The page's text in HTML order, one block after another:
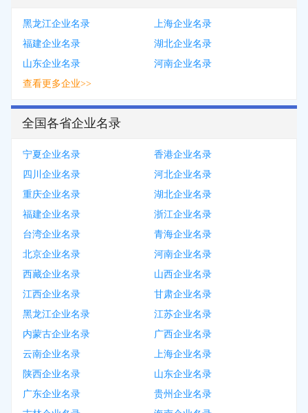
黑龙江企业名录
上海企业名录
福建企业名录
湖北企业名录
山东企业名录
河南企业名录
查看更多企业>>
全国各省企业名录
宁夏企业名录
香港企业名录
四川企业名录
河北企业名录
重庆企业名录
湖北企业名录
福建企业名录
浙江企业名录
台湾企业名录
青海企业名录
北京企业名录
河南企业名录
西藏企业名录
山西企业名录
江西企业名录
甘肃企业名录
黑龙江企业名录
江苏企业名录
内蒙古企业名录
广西企业名录
云南企业名录
上海企业名录
陕西企业名录
山东企业名录
广东企业名录
贵州企业名录